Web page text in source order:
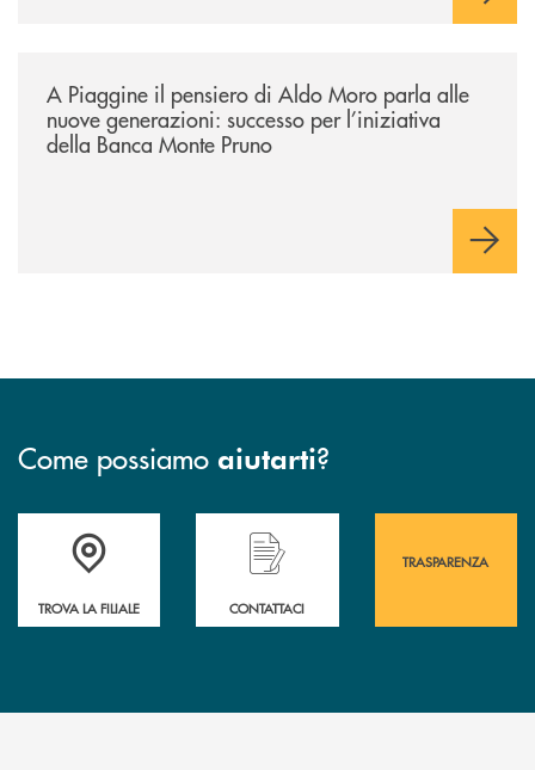
A Piaggine il pensiero di Aldo Moro parla alle
nuove generazioni: successo per l’iniziativa
della Banca Monte Pruno
Come possiamo aiutarti?
Accedi all' elenco completo&nbsp; delle&nbsp; filiali&nbsp; di Banca
TROVA LA FILIALE
Hai bisogno di assistenza immediata?
CONTATTACI
TRASPARENZA